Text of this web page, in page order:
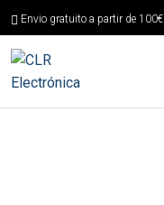
Envio gratuito a partir de 100€